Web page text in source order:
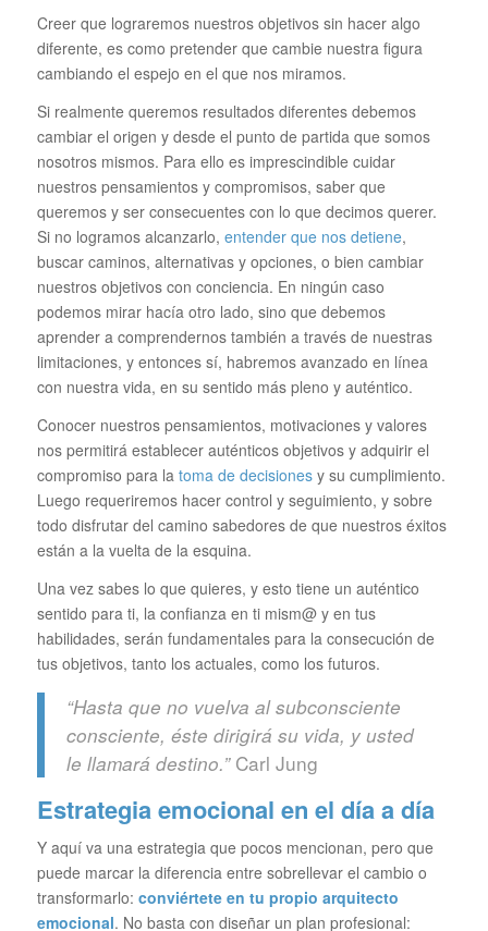
Creer que lograremos nuestros objetivos sin hacer algo
diferente, es como pretender que cambie nuestra figura
cambiando el espejo en el que nos miramos.
Si realmente queremos resultados diferentes debemos
cambiar el origen y desde el punto de partida que somos
nosotros mismos. Para ello es imprescindible cuidar
nuestros pensamientos y compromisos, saber que
queremos y ser consecuentes con lo que decimos querer.
Si no logramos alcanzarlo, entender que nos detiene,
buscar caminos, alternativas y opciones, o bien cambiar
nuestros objetivos con conciencia. En ningún caso
podemos mirar hacía otro lado, sino que debemos
aprender a comprendernos también a través de nuestras
limitaciones, y entonces sí, habremos avanzado en línea
con nuestra vida, en su sentido más pleno y auténtico.
Conocer nuestros pensamientos, motivaciones y valores
nos permitirá establecer auténticos objetivos y adquirir el
compromiso para la toma de decisionesy su cumplimiento.
Luego requeriremos hacer control y seguimiento, y sobre
todo disfrutar del camino sabedores de que nuestros éxitos
están a la vuelta de la esquina.
Una vez sabes lo que quieres, y esto tiene un auténtico
sentido para ti, la confianza en ti mism@ y en tus
habilidades, serán fundamentales para la consecución de
tus objetivos, tanto los actuales, como los futuros.
“Hasta que no vuelva al subconsciente
consciente, éste dirigirá su vida, y usted
le llamará destino.” Carl Jung
Estrategia emocional en el día a día
Y aquí va una estrategia que pocos mencionan, pero que
puede marcar la diferencia entre sobrellevar el cambio o
transformarlo: conviértete en tu propio arquitecto
emocional. No basta con diseñar un plan profesional: